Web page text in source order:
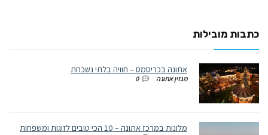
כתבות מובילות
אתונה בכריסמס – חוויה בלתי נשכחת
מגזין אתונה 0
מלונות במרכז אתונה – 10 הכי טובים לזוגות ומשפחות